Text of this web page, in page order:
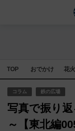
TOP おでかけ 花火
コラム 鉄の広場
写真で振り
～【東北編